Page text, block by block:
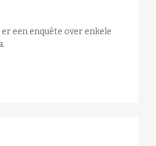
een enquête over enkele